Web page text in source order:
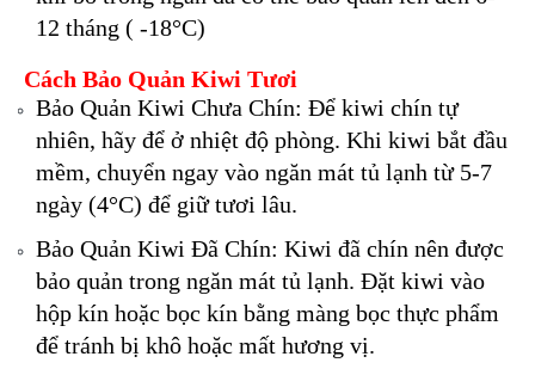
12 tháng ( -18°C)
Cách Bảo Quản Kiwi Tươi
Bảo Quản Kiwi Chưa Chín: Để kiwi chín tự
nhiên, hãy để ở nhiệt độ phòng. Khi kiwi bắt đầu
mềm, chuyển ngay vào ngăn mát tủ lạnh từ 5-7
ngày (4°C) để giữ tươi lâu.
Bảo Quản Kiwi Đã Chín: Kiwi đã chín nên được
bảo quản trong ngăn mát tủ lạnh. Đặt kiwi vào
hộp kín hoặc bọc kín bằng màng bọc thực phẩm
để tránh bị khô hoặc mất hương vị.